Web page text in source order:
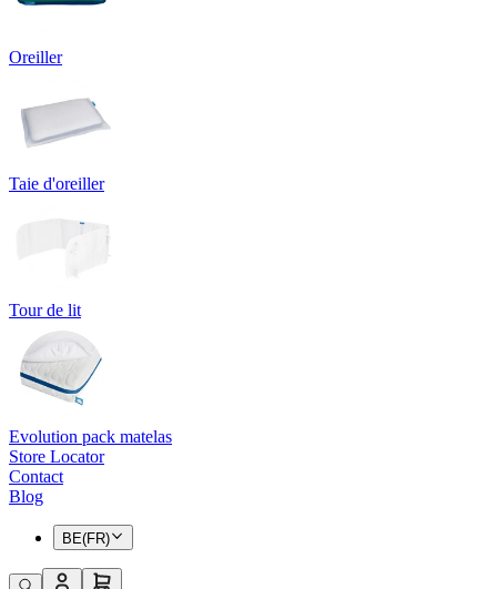
Oreiller
Taie d'oreiller
Tour de lit
Evolution pack matelas
Store Locator
Contact
Blog
BE(FR)